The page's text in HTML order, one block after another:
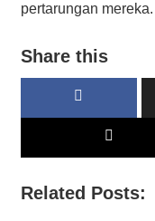
pertarungan mereka.
Share this
Related Posts: